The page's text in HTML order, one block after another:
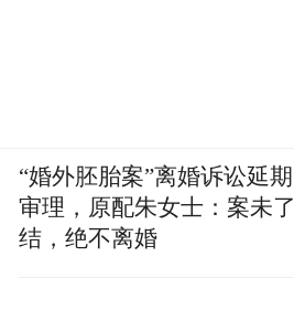
“婚外胚胎案”离婚诉讼延期
审理，原配朱女士：案未了
结，绝不离婚